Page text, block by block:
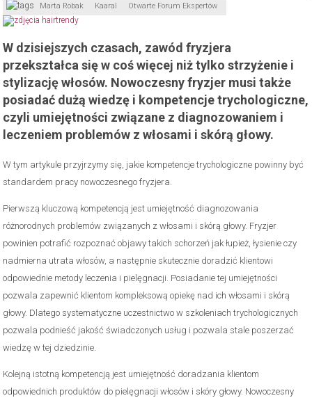
Marta Robak Kaaral Otwarte Forum Ekspertów
W dzisiejszych czasach, zawód fryzjera
przekształca się w coś więcej niż tylko strzyżenie i
stylizację włosów. Nowoczesny fryzjer musi także
posiadać dużą wiedzę i kompetencje trychologiczne,
czyli umiejętności związane z diagnozowaniem i
leczeniem problemów z włosami i skórą głowy.
W tym artykule przyjrzymy się, jakie kompetencje trychologiczne powinny być
standardem pracy nowoczesnego fryzjera.
Pierwszą kluczową kompetencją jest umiejętność diagnozowania
różnorodnych problemów związanych z włosami i skórą głowy. Fryzjer
powinien potrafić rozpoznać objawy takich schorzeń jak łupież, łysienie czy
nadmierna utrata włosów, a następnie skutecznie doradzić klientowi
odpowiednie metody leczenia i pielęgnacji. Posiadanie tej umiejętności
pozwala zapewnić klientom kompleksową opiekę nad ich włosami i skórą
głowy. Dlatego systematyczne uczestnictwo w szkoleniach trychologicznych
pozwala podnieść jakość świadczonych usług i pozwala stale poszerzać
wiedzę w tej dziedzinie.
Kolejną istotną kompetencją jest umiejętność doradzania klientom
odpowiednich produktów do pielęgnacji włosów i skóry głowy. Nowoczesny